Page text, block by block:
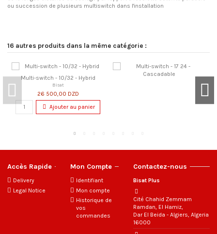
ou succession de plusieurs multiswitch dans l'installation
16 autres produits dans la même catégorie :
Multi-switch - 10/32 - Hybrid
Bisat
26 500,00 DZD
Ajouter au panier
Accès Rapide
Delivery
Legal Notice
Mon Compte
Identifiant
Mon compte
Historique de
vos
commandes
Contactez-nous
Bisat Plus
Cité Chahid Zemmam
Ramdan, El Hamiz,
Dar El Beida - Algiers, Algeria
16000